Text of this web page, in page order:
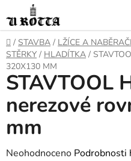
na
obsah
DOMŮ
/ STAVBA / LŽÍCE A
STĚRKY / HLADÍTKA /
320X130 MM
STAVTOOL
nerezové
mm
Průměrné
Neohodnoceno Podrobnosti